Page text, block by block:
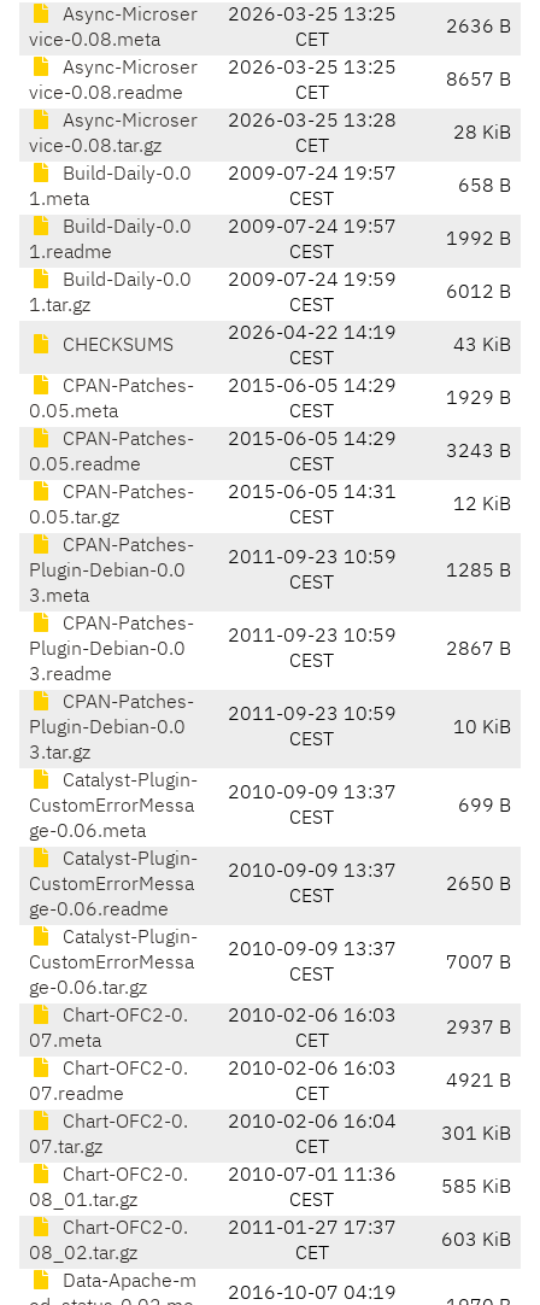
Async-Microser
vice-0.08.meta
2026-03-25 13:25
CET
2636 B
Async-Microser
vice-0.08.readme
2026-03-25 13:25
CET
8657 B
Async-Microser
vice-0.08.tar.gz
2026-03-25 13:28
CET
28 KiB
Build-Daily-0.0
1.meta
2009-07-24 19:57
CEST
658 B
Build-Daily-0.0
1.readme
2009-07-24 19:57
CEST
1992 B
Build-Daily-0.0
1.tar.gz
2009-07-24 19:59
CEST
6012 B
CHECKSUMS
2026-04-22 14:19
CEST
43 KiB
CPAN-Patches-
0.05.meta
2015-06-05 14:29
CEST
1929 B
CPAN-Patches-
0.05.readme
2015-06-05 14:29
CEST
3243 B
CPAN-Patches-
0.05.tar.gz
2015-06-05 14:31
CEST
12 KiB
CPAN-Patches-
Plugin-Debian-0.0
3.meta
2011-09-23 10:59
CEST
1285 B
CPAN-Patches-
Plugin-Debian-0.0
3.readme
2011-09-23 10:59
CEST
2867 B
CPAN-Patches-
Plugin-Debian-0.0
3.tar.gz
2011-09-23 10:59
CEST
10 KiB
Catalyst-Plugin-
CustomErrorMessa
ge-0.06.meta
2010-09-09 13:37
CEST
699 B
Catalyst-Plugin-
CustomErrorMessa
ge-0.06.readme
2010-09-09 13:37
CEST
2650 B
Catalyst-Plugin-
CustomErrorMessa
ge-0.06.tar.gz
2010-09-09 13:37
CEST
7007 B
Chart-OFC2-0.
07.meta
2010-02-06 16:03
CET
2937 B
Chart-OFC2-0.
07.readme
2010-02-06 16:03
CET
4921 B
Chart-OFC2-0.
07.tar.gz
2010-02-06 16:04
CET
301 KiB
Chart-OFC2-0.
08_01.tar.gz
2010-07-01 11:36
CEST
585 KiB
Chart-OFC2-0.
08_02.tar.gz
2011-01-27 17:37
CET
603 KiB
Data-Apache-m
2016-10-07 04:19